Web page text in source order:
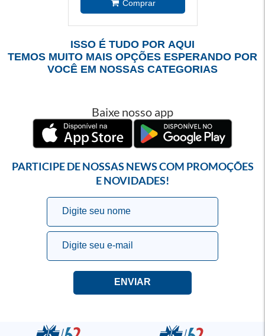
ISSO É TUDO POR AQUI
TEMOS MUITO MAIS OPÇÕES ESPERANDO POR
VOCÊ EM NOSSAS CATEGORIAS
Baixe nosso app
PARTICIPE DE NOSSAS NEWS COM PROMOÇÕES
E NOVIDADES!